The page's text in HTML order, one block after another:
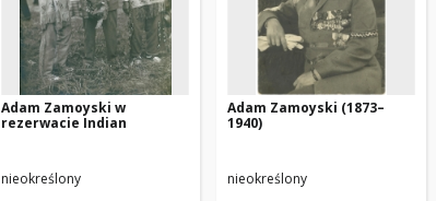
Adam Zamoyski w
rezerwacie Indian
nieokreślony
Adam Zamoyski (1873–
1940)
nieokreślony